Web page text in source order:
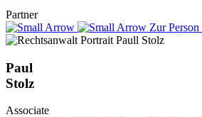
Partner
Zur Person
Paul
Stolz
Associate